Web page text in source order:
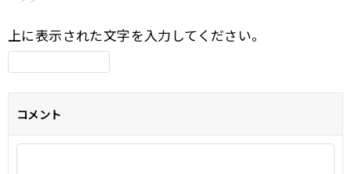
上に表示された文字を入力してください。
コメント